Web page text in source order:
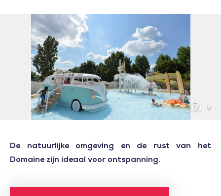
9
De natuurlijke omgeving en de rust van het
Domaine zijn ideaal voor ontspanning.